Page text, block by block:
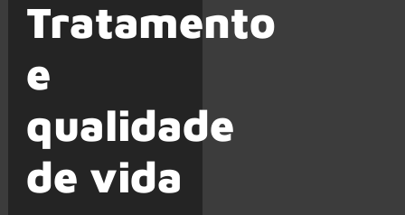
Tratamento
e
qualidade
de vida